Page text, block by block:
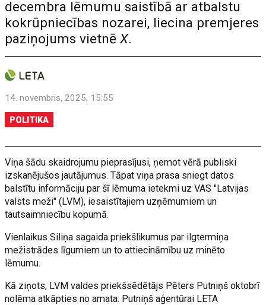
decembra lēmumu saistībā ar atbalstu
kokrūpniecības nozarei, liecina premjeres
paziņojums vietnēX.
14. novembris, 2025, 15:55
POLITIKA
Viņa šādu skaidrojumu pieprasījusi, ņemot vērā publiski
izskanējušos jautājumus. Tāpat viņa prasa sniegt datos
balstītu informāciju par šī lēmuma ietekmi uz VAS "Latvijas
valsts meži" (LVM), iesaistītajiem uzņēmumiem un
tautsaimniecību kopumā.
Vienlaikus Siliņa sagaida priekšlikumus par ilgtermiņa
mežistrādes līgumiem un to attiecināmību uz minēto
lēmumu.
Kā ziņots, LVM valdes priekšsēdētājs Pēters Putniņš oktobrī
nolēma atkāpties no amata. Putniņš aģentūrai LETA